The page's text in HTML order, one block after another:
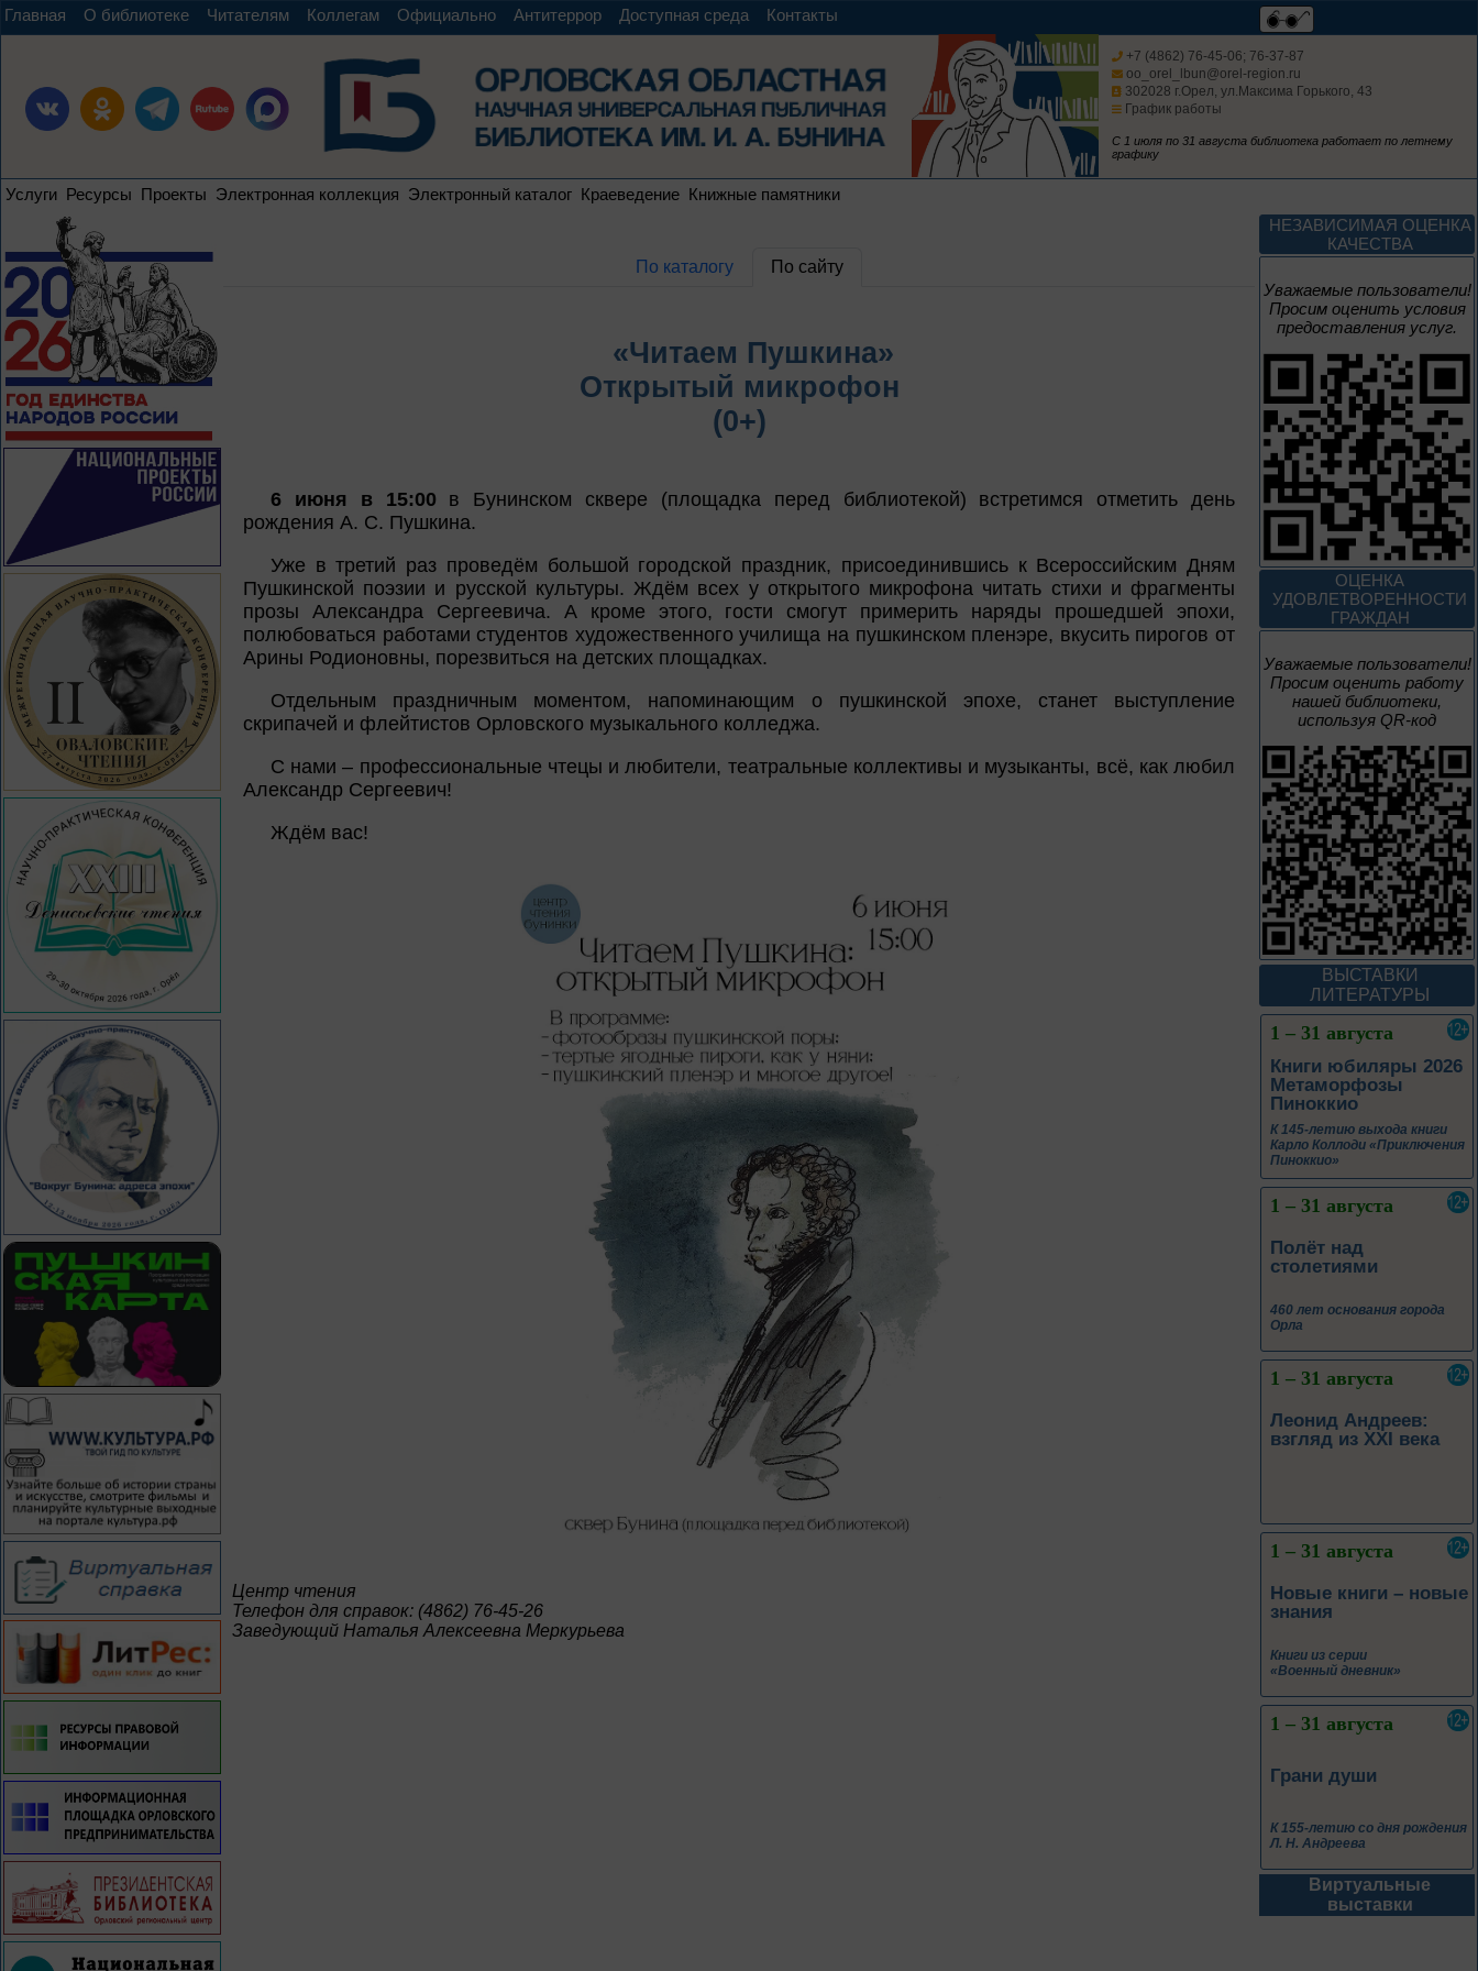
Главная О библиотеке Читателям Коллегам Официально Антитеррор Доступная среда Контакты
+7 (4862) 76-45-06; 76-37-87
oo_orel_lbun@orel-region.ru
302028 г.Орел, ул.Максима Горького, 43
График работы
С 1 июля по 31 августа библиотека работает по летнему
графику
Услуги Ресурсы Проекты Электронная коллекция Электронный каталог Краеведение Книжные памятники
По каталогу По сайту
«Читаем Пушкина»
Открытый микрофон
(0+)
6 июня в 15:00 в Бунинском сквере (площадка перед библиотекой) встретимся отметить день
рождения А. С. Пушкина.
Уже в третий раз проведём большой городской праздник, присоединившись к Всероссийским Дням
Пушкинской поэзии и русской культуры. Ждём всех у открытого микрофона читать стихи и фрагменты
прозы Александра Сергеевича. А кроме этого, гости смогут примерить наряды прошедшей эпохи,
полюбоваться работами студентов художественного училища на пушкинском пленэре, вкусить пирогов от
Арины Родионовны, порезвиться на детских площадках.
Отдельным праздничным моментом, напоминающим о пушкинской эпохе, станет выступление
скрипачей и флейтистов Орловского музыкального колледжа.
С нами – профессиональные чтецы и любители, театральные коллективы и музыканты, всё, как любил
Александр Сергеевич!
Ждём вас!
Центр чтения
Телефон для справок: (4862) 76-45-26
Заведующий Наталья Алексеевна Меркурьева
НЕЗАВИСИМАЯ ОЦЕНКА
КАЧЕСТВА
Уважаемые пользователи!
Просим оценить условия
предоставления услуг.
ОЦЕНКА
УДОВЛЕТВОРЕННОСТИ
ГРАЖДАН
Уважаемые пользователи!
Просим оценить работу
нашей библиотеки,
используя QR-код
ВЫСТАВКИ
ЛИТЕРАТУРЫ
В борьбе против
нацизма мы были
вместе
Великая Победа народов
Век Аполлинария
живописца
А. М. Васнецова
2 июня – 20
августа
Человек и природа
10 – 24 августа
Мгновения
95 лет со дня рождения
композитора Микаэла
1 июня – 30
августа
Культурная суббота.
помощь участника
1 июня – 31
августа
Безопасным будет
путь!
1 – 31 августа
Книги юбиляры 2026
Метаморфозы
Пиноккио
К 145-летию выхода книги
Карло Коллоди «Приключения
Пиноккио»
1 – 31 августа
Полёт над
столетиями
460 лет основания города
Орла
1 – 31 августа
Леонид Андреев:
взгляд из XXI века
1 – 31 августа
Новые книги – новые
знания
Книги из серии
«Военный дневник»
1 – 31 августа
Грани души
К 155-летию со дня рождения
Л. Н. Андреева
1 – 31 августа
Виртуальные
выставки